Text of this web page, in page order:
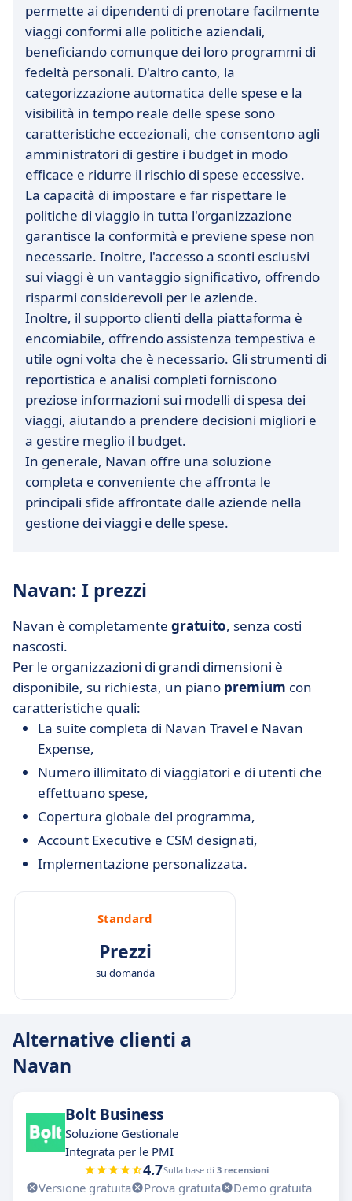
permette ai dipendenti di prenotare facilmente
viaggi conformi alle politiche aziendali,
beneficiando comunque dei loro programmi di
fedeltà personali. D'altro canto, la
categorizzazione automatica delle spese e la
visibilità in tempo reale delle spese sono
caratteristiche eccezionali, che consentono agli
amministratori di gestire i budget in modo
efficace e ridurre il rischio di spese eccessive.
La capacità di impostare e far rispettare le
politiche di viaggio in tutta l'organizzazione
garantisce la conformità e previene spese non
necessarie. Inoltre, l'accesso a sconti esclusivi
sui viaggi è un vantaggio significativo, offrendo
risparmi considerevoli per le aziende.
Inoltre, il supporto clienti della piattaforma è
encomiabile, offrendo assistenza tempestiva e
utile ogni volta che è necessario. Gli strumenti di
reportistica e analisi completi forniscono
preziose informazioni sui modelli di spesa dei
viaggi, aiutando a prendere decisioni migliori e
a gestire meglio il budget.
In generale, Navan offre una soluzione
completa e conveniente che affronta le
principali sfide affrontate dalle aziende nella
gestione dei viaggi e delle spese.
Navan: I prezzi
Navan è completamente gratuito, senza costi
nascosti.
Per le organizzazioni di grandi dimensioni è
disponibile, su richiesta, un piano premium con
caratteristiche quali:
La suite completa di Navan Travel e Navan
Expense,
Numero illimitato di viaggiatori e di utenti che
effettuano spese,
Copertura globale del programma,
Account Executive e CSM designati,
Implementazione personalizzata.
Standard
Prezzi
su domanda
Alternative clienti a
Navan
Bolt Business
Soluzione Gestionale
Integrata per le PMI
4.7Sulla base di 3 recensioni
Versione gratuita Prova gratuita
Demo gratuita